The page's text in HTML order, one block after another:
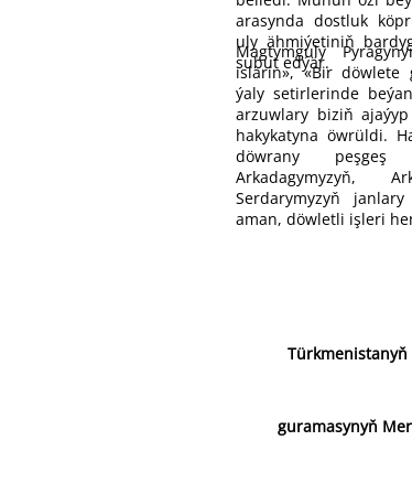
arasynda dostluk
uly ähmiýetiniň
subut edýär.
Magtymguly
islärin», «Bir döwlete
ýaly setirlerinde
arzuwlary biziň
hakykatyna öwrüldi.
döwrany peşgeş
Arkadagymyzyň,
Serdarymyzyň
aman, döwletli işleri
guramasynyň